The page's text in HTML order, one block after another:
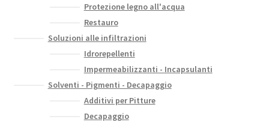
Protezione legno all'acqua
Restauro
Soluzioni alle infiltrazioni
Idrorepellenti
Impermeabilizzanti - Incapsulanti
Solventi - Pigmenti - Decapaggio
Additivi per Pitture
Decapaggio